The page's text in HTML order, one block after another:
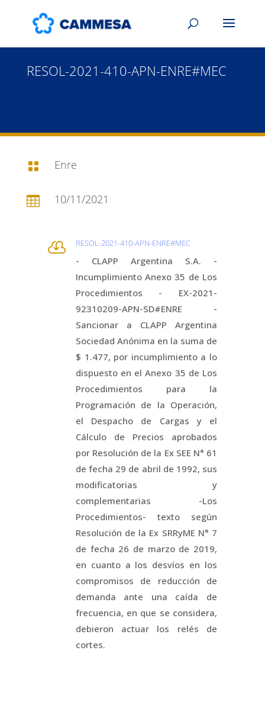
RESOL-2021-410-APN-ENRE#MEC
 Enre
 10/11/2021
 RESOL-2021-410-APN-ENRE#MEC
- CLAPP Argentina S.A. -
Incumplimiento Anexo 35 de Los
Procedimientos - EX-2021-
92310209-APN-SD#ENRE -
Sancionar a CLAPP Argentina
Sociedad Anónima en la suma de
$ 1.477, por incumplimiento a lo
dispuesto en el Anexo 35 de Los
Procedimientos para la
Programación de la Operación,
el Despacho de Cargas y el
Cálculo de Precios aprobados
por Resolución de la Ex SEE N° 61
de fecha 29 de abril de 1992, sus
modificatorias y
complementarias -Los
Procedimientos- texto según
Resolución de la Ex SRRyME N° 7
de fecha 26 de marzo de 2019,
en cuanto a los desvíos en los
compromisos de reducción de
demanda ante una caída de
frecuencia, en que se considera,
debieron actuar los relés de
cortes.